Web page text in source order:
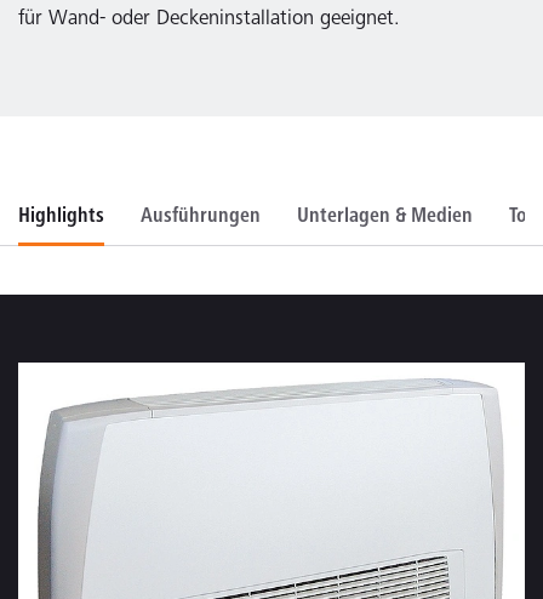
für Wand- oder Deckeninstallation geeignet.
Highlights Ausführungen Unterlagen & Medien